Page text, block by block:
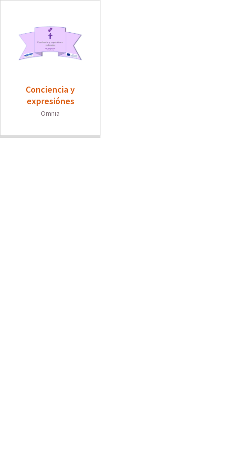
Conciencia y
expresiónes
culturales
Omnia